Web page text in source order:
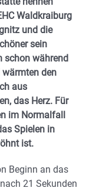
Waldkraiburg
und die
sein
schon während
den
aus
das Herz. Für
im Normalfall
Spielen in
ist.
Beginn an das
21 Sekunden